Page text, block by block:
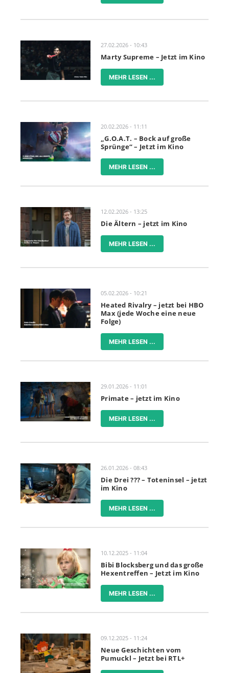
27.02.2026 - 10:43
Marty Supreme – Jetzt im Kino
MEHR LESEN ...
20.02.2026 - 11:11
„G.O.A.T. – Bock auf große
Sprünge“ – Jetzt im Kino
MEHR LESEN ...
12.02.2026 - 13:25
Die Ältern – jetzt im Kino
MEHR LESEN ...
05.02.2026 - 10:21
Heated Rivalry – jetzt bei HBO
Max (jede Woche eine neue
Folge)
MEHR LESEN ...
29.01.2026 - 11:01
Primate – jetzt im Kino
MEHR LESEN ...
26.01.2026 - 08:43
Die Drei ??? – Toteninsel – jetzt
im Kino
MEHR LESEN ...
10.12.2025 - 11:04
Bibi Blocksberg und das große
Hexentreffen – Jetzt im Kino
MEHR LESEN ...
09.12.2025 - 11:24
Neue Geschichten vom
Pumuckl – Jetzt bei RTL+